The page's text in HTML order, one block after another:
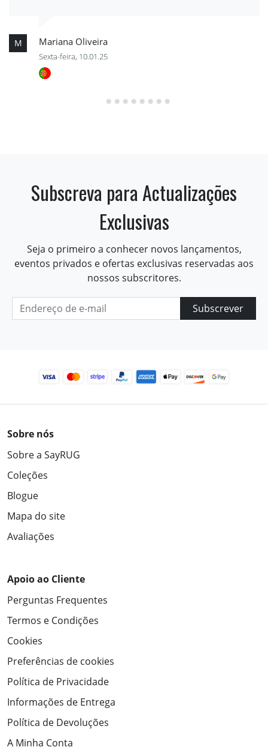
M Mariana Oliveira
Sexta-feira, 10.01.25
Subscreva para Actualizações
Exclusivas
Seja o primeiro a conhecer novos lançamentos,
eventos privados e ofertas exclusivas reservadas aos
nossos subscritores.
Subscrever
Sobre nós
Sobre a SayRUG
Coleções
Blogue
Mapa do site
Avaliações
Apoio ao Cliente
Perguntas Frequentes
Termos e Condições
Cookies
Preferências de cookies
Política de Privacidade
Informações de Entrega
Política de Devoluções
A Minha Conta